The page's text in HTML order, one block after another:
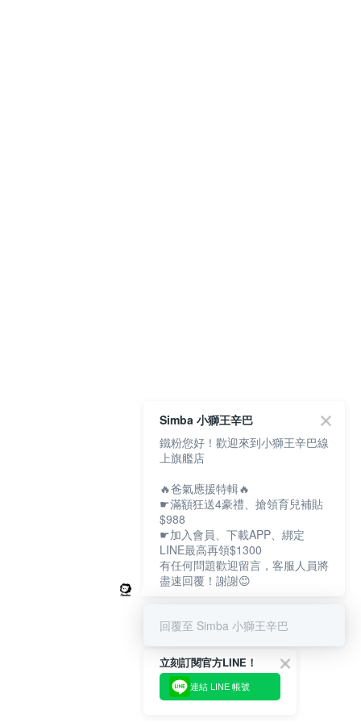
立刻訂閱官方LINE！
連結 LINE 帳號
Simba 小獅王辛巴
鐵粉您好！歡迎來到小獅王辛巴線
上旗艦店
🔥爸氣應援特輯🔥
☛滿額狂送4豪禮、搶領育兒補貼
$988
☛加入會員、下載APP、綁定
LINE最高再領$1300
有任何問題歡迎留言，客服人員將
盡速回覆！謝謝😊
回覆至 Simba 小獅王辛巴